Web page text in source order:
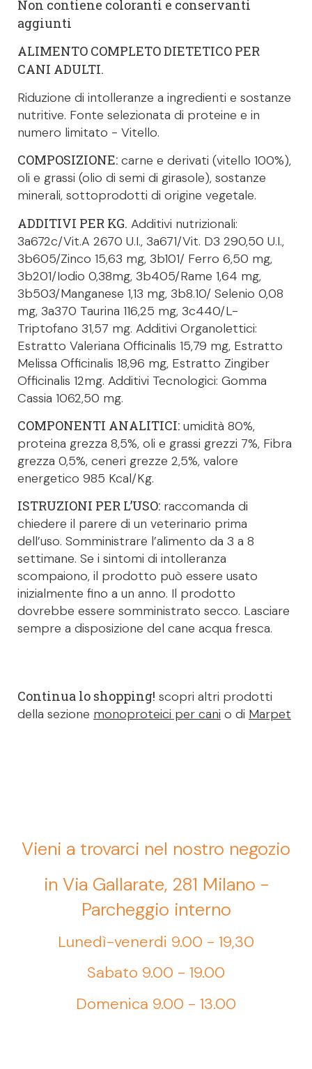
Non contiene coloranti e conservanti
aggiunti
ALIMENTO COMPLETO DIETETICO PER
CANI ADULTI.
Riduzione di intolleranze a ingredienti e sostanze
nutritive. Fonte selezionata di proteine e in
numero limitato - Vitello.
COMPOSIZIONE: carne e derivati (vitello 100%),
oli e grassi (olio di semi di girasole), sostanze
minerali, sottoprodotti di origine vegetale.
ADDITIVI PER KG. Additivi nutrizionali:
3a672c/Vit.A 2670 U.I., 3a671/Vit. D3 290,50 U.I.,
3b605/Zinco 15,63 mg, 3b101/ Ferro 6,50 mg,
3b201/Iodio 0,38mg, 3b405/Rame 1,64 mg,
3b503/Manganese 1,13 mg, 3b8.10/ Selenio 0,08
mg, 3a370 Taurina 116,25 mg, 3c440/L-
Triptofano 31,57 mg. Additivi Organolettici:
Estratto Valeriana Officinalis 15,79 mg, Estratto
Melissa Officinalis 18,96 mg, Estratto Zingiber
Officinalis 12mg. Additivi Tecnologici: Gomma
Cassia 1062,50 mg.
COMPONENTI ANALITICI: umidità 80%,
proteina grezza 8,5%, oli e grassi grezzi 7%, Fibra
grezza 0,5%, ceneri grezze 2,5%, valore
energetico 985 Kcal/Kg.
ISTRUZIONI PER L’USO: raccomanda di
chiedere il parere di un veterinario prima
dell’uso. Somministrare l’alimento da 3 a 8
settimane. Se i sintomi di intolleranza
scompaiono, il prodotto può essere usato
inizialmente fino a un anno. Il prodotto
dovrebbe essere somministrato secco. Lasciare
sempre a disposizione del cane acqua fresca.
Continua lo shopping! scopri altri prodotti
della sezione monoproteici per cani o di Marpet
Vieni a trovarci nel nostro negozio
in Via Gallarate, 281 Milano -
Parcheggio interno
Lunedì-venerdi 9.00 - 19,30
Sabato 9.00 - 19.00
Domenica 9.00 - 13.00